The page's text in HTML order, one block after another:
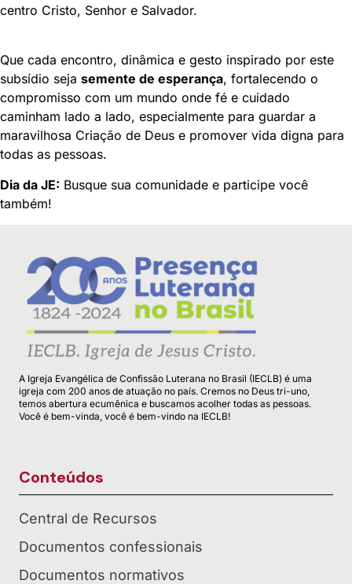
centro Cristo, Senhor e Salvador.
Que cada encontro, dinâmica e gesto inspirado por este
subsídio seja semente de esperança, fortalecendo o
compromisso com um mundo onde fé e cuidado
caminham lado a lado, especialmente para guardar a
maravilhosa Criação de Deus e promover vida digna para
todas as pessoas.
Dia da JE: Busque sua comunidade e participe você
também!
A Igreja Evangélica de Confissão Luterana no Brasil (IECLB) é uma
igreja com 200 anos de atuação no país. Cremos no Deus tri-uno,
temos abertura ecumênica e buscamos acolher todas as pessoas.
Você é bem-vinda, você é bem-vindo na IECLB!
Conteúdos
Central de Recursos
Documentos confessionais
Documentos normativos